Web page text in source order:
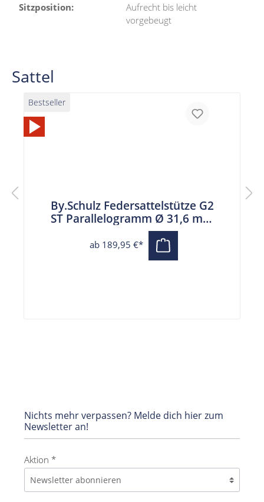
Sitzposition:
Aufrecht bis leicht
vorgebeugt
Sattel
Bestseller
By.Schulz Federsattelstütze G2
ST Parallelogramm Ø 31,6 mm
Länge 350 mm blaue Feder bis
130 kg
ab 189,95 €*
Nichts mehr verpassen? Melde dich hier zum
Newsletter an!
Aktion *